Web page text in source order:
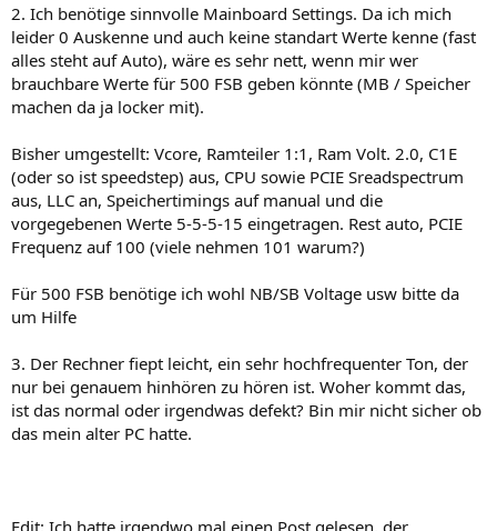
2. Ich benötige sinnvolle Mainboard Settings. Da ich mich
leider 0 Auskenne und auch keine standart Werte kenne (fast
alles steht auf Auto), wäre es sehr nett, wenn mir wer
brauchbare Werte für 500 FSB geben könnte (MB / Speicher
machen da ja locker mit).
Bisher umgestellt: Vcore, Ramteiler 1:1, Ram Volt. 2.0, C1E
(oder so ist speedstep) aus, CPU sowie PCIE Sreadspectrum
aus, LLC an, Speichertimings auf manual und die
vorgegebenen Werte 5-5-5-15 eingetragen. Rest auto, PCIE
Frequenz auf 100 (viele nehmen 101 warum?)
Für 500 FSB benötige ich wohl NB/SB Voltage usw bitte da
um Hilfe
3. Der Rechner fiept leicht, ein sehr hochfrequenter Ton, der
nur bei genauem hinhören zu hören ist. Woher kommt das,
ist das normal oder irgendwas defekt? Bin mir nicht sicher ob
das mein alter PC hatte.
Edit: Ich hatte irgendwo mal einen Post gelesen, der